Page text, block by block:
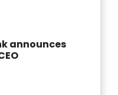
announces